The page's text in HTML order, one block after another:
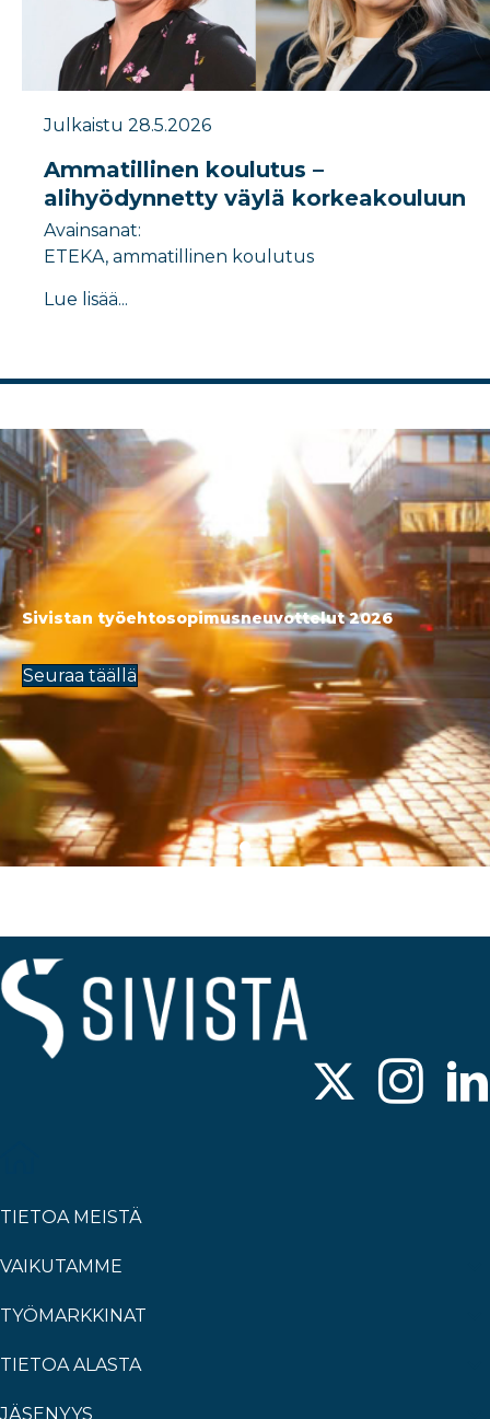
Julkaistu 28.5.2026
Ammatillinen koulutus –
alihyödynnetty väylä korkeakouluun
Avainsanat:
ETEKA, ammatillinen koulutus
Lue lisää...
Sivistan työehtosopimusneuvottelut 2026
Seuraa täällä
TIETOA MEISTÄ
VAIKUTAMME
TYÖMARKKINAT
TIETOA ALASTA
JÄSENYYS